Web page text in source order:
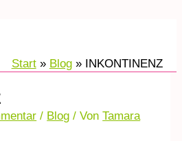
Start Blog INKONTINENZ
/ Blog / VonTamara